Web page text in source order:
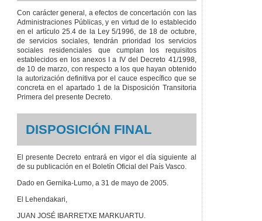
Con carácter general, a efectos de concertación con las
Administraciones Públicas, y en virtud de lo establecido
en el artículo 25.4 de la Ley 5/1996, de 18 de octubre,
de servicios sociales, tendrán prioridad los servicios
sociales residenciales que cumplan los requisitos
establecidos en los anexos I a IV del Decreto 41/1998,
de 10 de marzo, con respecto a los que hayan obtenido
la autorización definitiva por el cauce específico que se
concreta en el apartado 1 de la Disposición Transitoria
Primera del presente Decreto.
DISPOSICIÓN FINAL
El presente Decreto entrará en vigor el día siguiente al
de su publicación en el Boletín Oficial del País Vasco.
Dado en Gernika-Lumo, a 31 de mayo de 2005.
El Lehendakari,
JUAN JOSÉ IBARRETXE MARKUARTU.